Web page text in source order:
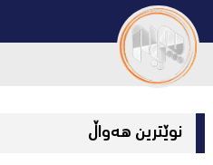
نوێترین هەواڵ